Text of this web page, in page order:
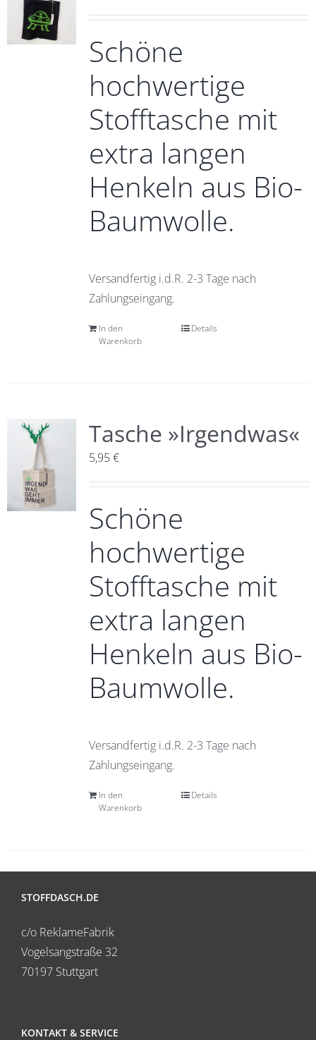
Schöne
hochwertige
Stofftasche mit
extra langen
Henkeln aus Bio-
Baumwolle.
Versandfertig i.d.R. 2-3 Tage nach
Zahlungseingang.
In den
Warenkorb
Details
Tasche »Irgendwas«
5,95€
Schöne
hochwertige
Stofftasche mit
extra langen
Henkeln aus Bio-
Baumwolle.
Versandfertig i.d.R. 2-3 Tage nach
Zahlungseingang.
In den
Warenkorb
Details
STOFFDASCH.DE
c/o ReklameFabrik
Vogelsangstraße 32
70197 Stuttgart
KONTAKT & SERVICE